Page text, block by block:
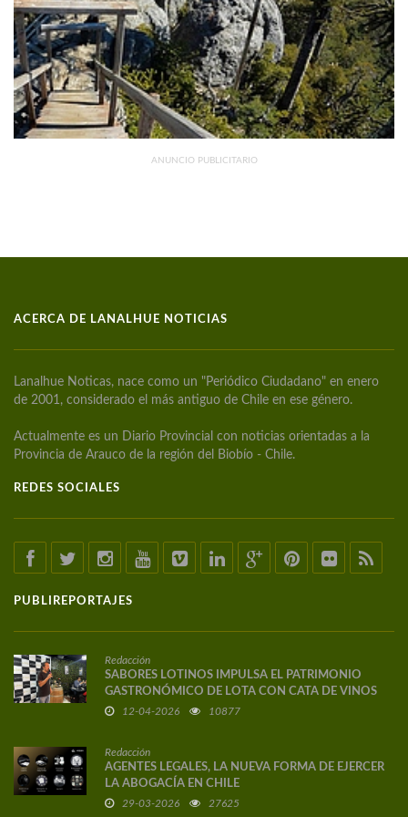
ANUNCIO PUBLICITARIO
ACERCA DE LANALHUE NOTICIAS
Lanalhue Noticas, nace como un "Periódico Ciudadano" en enero
de 2001, considerado el más antiguo de Chile en ese género.
Actualmente es un Diario Provincial con noticias orientadas a la
Provincia de Arauco de la región del Biobío - Chile.
REDES SOCIALES
PUBLIREPORTAJES
Redacción
SABORES LOTINOS IMPULSA EL PATRIMONIO
GASTRONÓMICO DE LOTA CON CATA DE VINOS
DE AUTOR
12-04-2026 10877
Redacción
AGENTES LEGALES, LA NUEVA FORMA DE EJERCER
LA ABOGACÍA EN CHILE
29-03-2026 27625